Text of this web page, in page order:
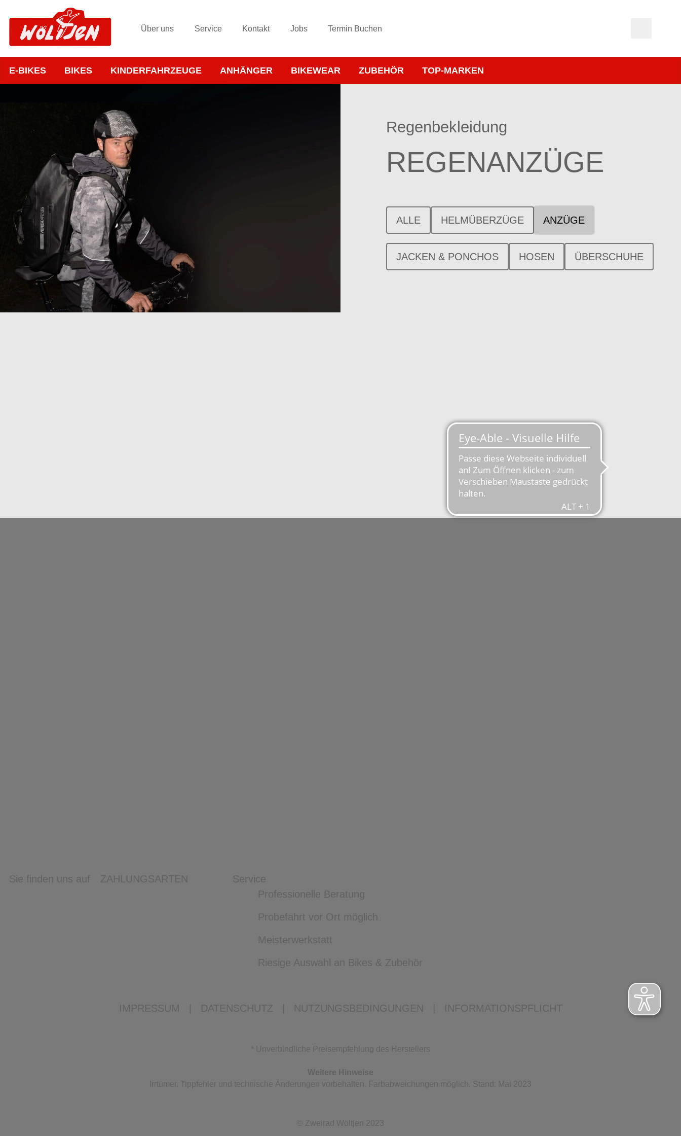
Über uns Service Kontakt Jobs Termin Buchen
E-BIKES BIKES KINDERFAHRZEUGE ANHÄNGER BIKEWEAR ZUBEHÖR TOP-MARKEN
Regenbekleidung
REGENANZÜGE
ALLE HELMÜBERZÜGE ANZÜGE
JACKEN & PONCHOS HOSEN ÜBERSCHUHE
Sie finden uns auf ZAHLUNGSARTEN
Service
Professionelle Beratung
Probefahrt vor Ort möglich
Meisterwerkstatt
Riesige Auswahl an Bikes & Zubehör
IMPRESSUM DATENSCHUTZ NUTZUNGSBEDINGUNGEN INFORMATIONSPFLICHT
* Unverbindliche Preisempfehlung des Herstellers
Weitere Hinweise
Irrtümer, Tippfehler und technische Änderungen vorbehalten. Farbabweichungen möglich. Stand: Mai 2023
© Zweirad Wöltjen 2023